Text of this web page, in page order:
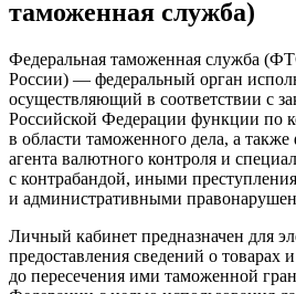
таможенная служба)
Федеральная таможенная служба
России) — федеральный орган
осуществляющий в соответствии с
Российской Федерации функции по
в области таможенного дела, а
агента валютного контроля и
с контрабандой, иными
и административными
Личный кабинет предназначен для
предоставления сведений о товарах
до пересечения ими таможенной